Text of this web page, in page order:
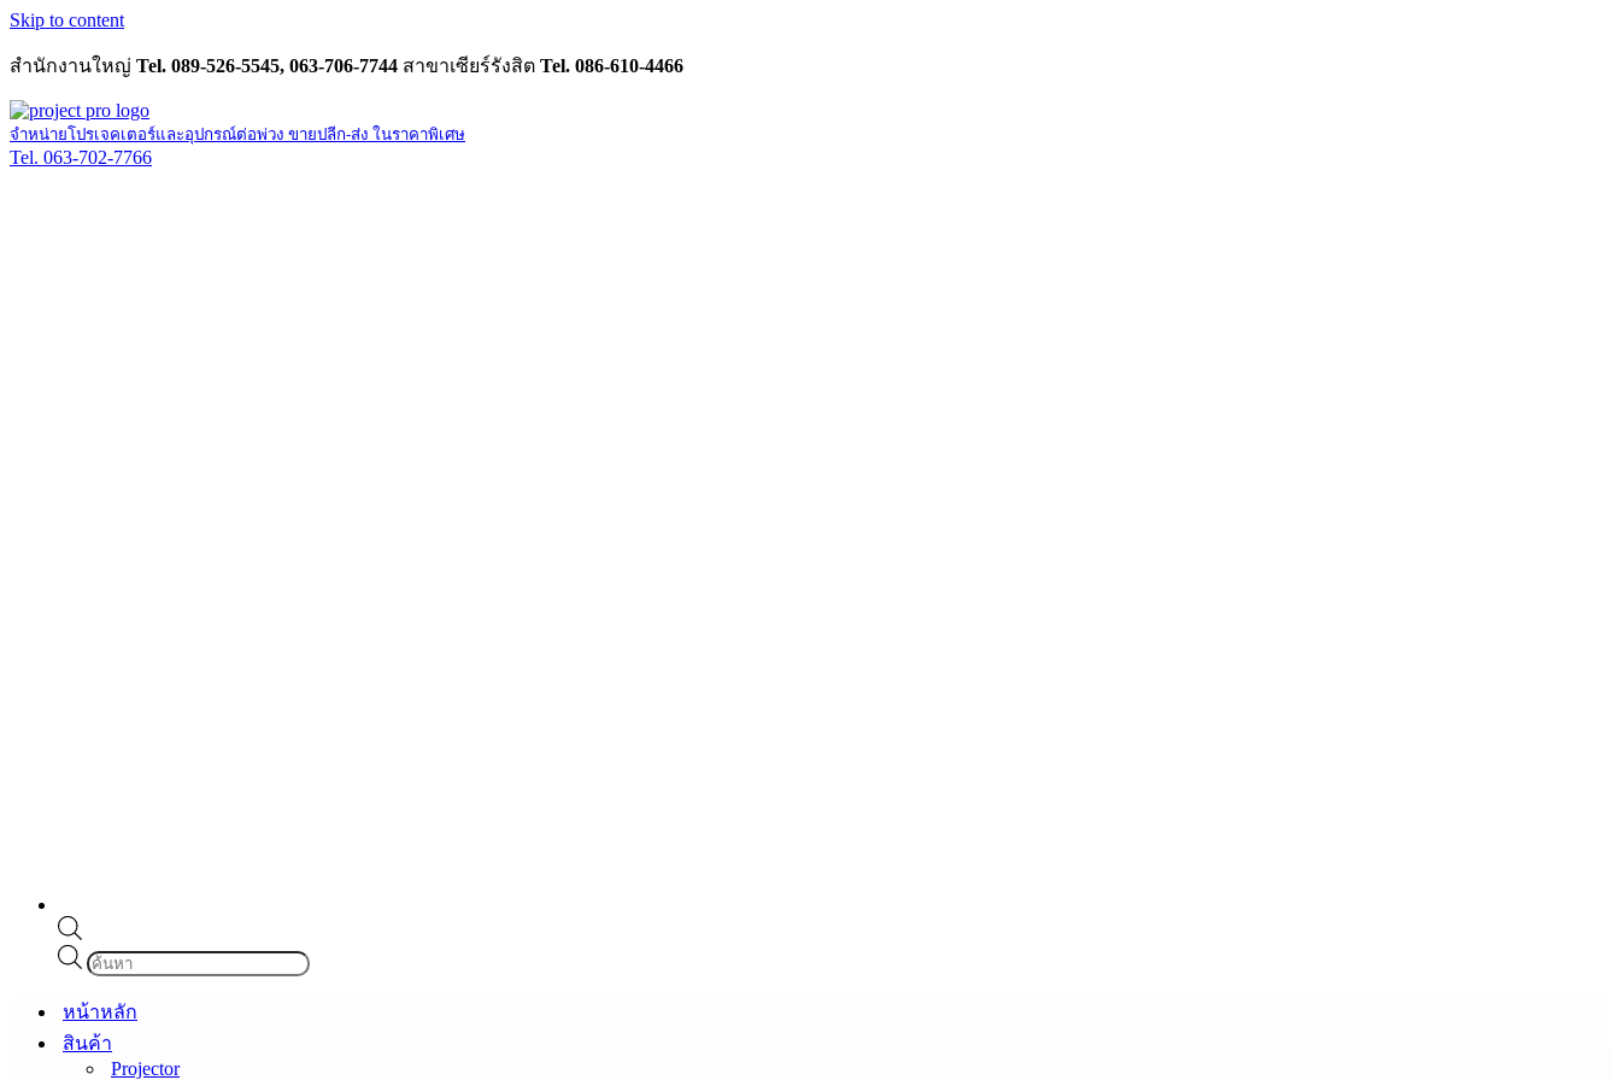
Skip to content
สำนักงานใหญ่ Tel. 089-526-5545, 063-706-7744 สาขาเซียร์รังสิต Tel. 086-610-4466
จำหน่ายโปรเจคเตอร์และอุปกรณ์ต่อพ่วง ขายปลีก-ส่ง ในราคาพิเศษ
Tel. 063-702-7766
Products
search
หน้าหลัก
สินค้า
Projector